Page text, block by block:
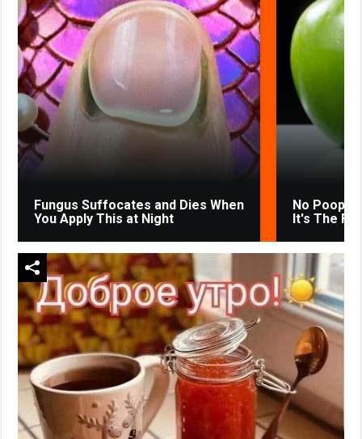
Fungus Suffocates and Dies When
You Apply This at Night
No Poop
It's The